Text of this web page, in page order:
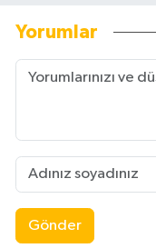
Yorumlar
Gönder